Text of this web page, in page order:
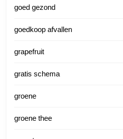
goed gezond
goedkoop afvallen
grapefruit
gratis schema
groene
groene thee